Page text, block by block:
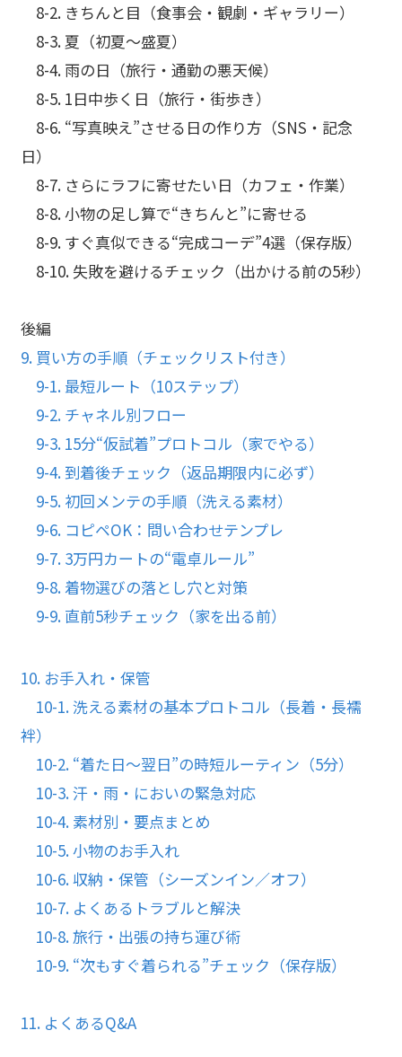
8-2. きちんと目（食事会・観劇・ギャラリー）
8-3. 夏（初夏〜盛夏）
8-4. 雨の日（旅行・通勤の悪天候）
8-5. 1日中歩く日（旅行・街歩き）
8-6. “写真映え”させる日の作り方（SNS・記念
日）
8-7. さらにラフに寄せたい日（カフェ・作業）
8-8. 小物の足し算で“きちんと”に寄せる
8-9. すぐ真似できる“完成コーデ”4選（保存版）
8-10. 失敗を避けるチェック（出かける前の5秒）
後編
9. 買い方の手順（チェックリスト付き）
9-1. 最短ルート（10ステップ）
9-2. チャネル別フロー
9-3. 15分“仮試着”プロトコル（家でやる）
9-4. 到着後チェック（返品期限内に必ず）
9-5. 初回メンテの手順（洗える素材）
9-6. コピペOK：問い合わせテンプレ
9-7. 3万円カートの“電卓ルール”
9-8. 着物選びの落とし穴と対策
9-9. 直前5秒チェック（家を出る前）
10. お手入れ・保管
10-1. 洗える素材の基本プロトコル（長着・長襦
袢）
10-2. “着た日〜翌日”の時短ルーティン（5分）
10-3. 汗・雨・においの緊急対応
10-4. 素材別・要点まとめ
10-5. 小物のお手入れ
10-6. 収納・保管（シーズンイン／オフ）
10-7. よくあるトラブルと解決
10-8. 旅行・出張の持ち運び術
10-9. “次もすぐ着られる”チェック（保存版）
11. よくあるQ&A